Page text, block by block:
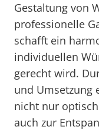
Gestaltung von
professionelle
schafft ein
individuellen
gerecht wird.
und Umsetzung
nicht nur
auch zur